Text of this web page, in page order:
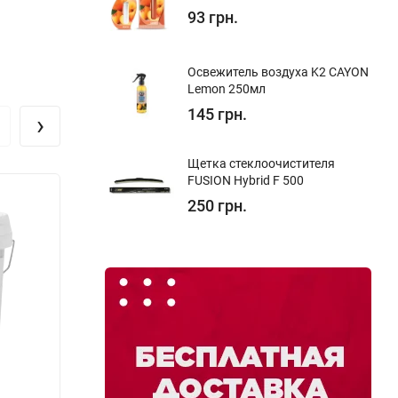
Скидка!
›
93 грн.
Освежитель воздуха K2 CAYON
Lemon 250мл
145 грн.
Щетка стеклоочистителя
FUSION Hybrid F 500
250 грн.